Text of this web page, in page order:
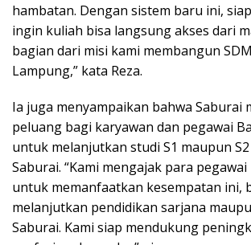
hambatan. Dengan sistem baru ini,
ingin kuliah bisa langsung akses dari
bagian dari misi kami membangun
Lampung,” kata Reza.
Ia juga menyampaikan bahwa Saburai
peluang bagi karyawan dan pegawai
untuk melanjutkan studi S1 maupun
Saburai. “Kami mengajak para
untuk memanfaatkan kesempatan ini,
melanjutkan pendidikan sarjana
Saburai. Kami siap mendukung